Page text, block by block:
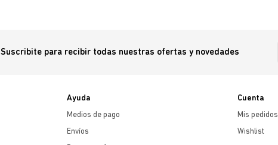
Suscribite para recibir todas nuestras ofertas y novedades
Ayuda
Medios de pago
Envíos
Cuenta
Mis pedidos
Wishlist